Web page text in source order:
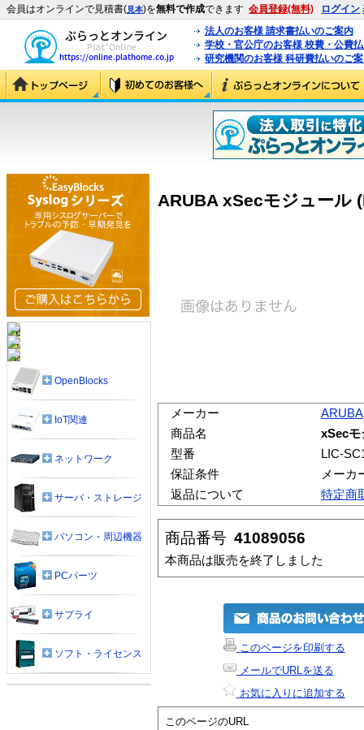
会員はオンラインで見積書(見本)を無料で作成できます 会員登録(無料) ログイン
法人のお客様 請求書払いのご案内
学校・官公庁のお客様 校費・公費
研究機関のお客様 科研費払いのご
ARUBA xSecモジュール
メーカー
ARUBA
商品名
xSecモ
型番
LIC-
保証条件
メーカ
返品について
特定商
商品番号 41089056
本商品は販売を終了しました
このページを印刷する
メールでURLを送る
お気に入りに追加する
このページのURL
OpenBlocks
IoT関連
ネットワーク
サーバ・ストレージ
パソコン・周辺機器
PCパーツ
サプライ
ソフト・ライセンス